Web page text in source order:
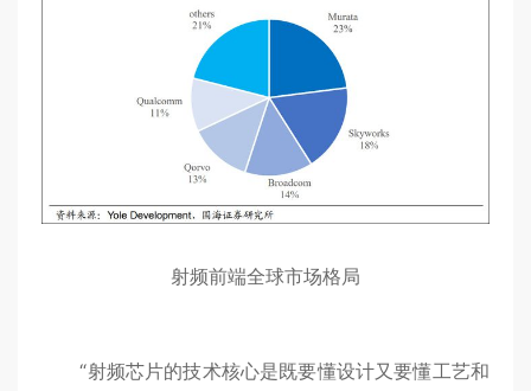
射频前端全球市场格局
“射频芯片的技术核心是既要懂设计又要懂工艺和